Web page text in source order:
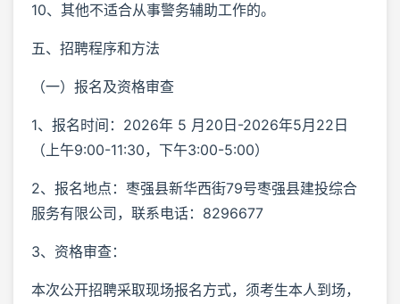
10、其他不适合从事警务辅助工作的。
五、招聘程序和方法
（一）报名及资格审查
1、报名时间：2026年 5 月20日-2026年5月22日
（上午9:00-11:30，下午3:00-5:00）
2、报名地点：枣强县新华西街79号枣强县建投综合
服务有限公司，联系电话：8296677
3、资格审查：
本次公开招聘采取现场报名方式，须考生本人到场，